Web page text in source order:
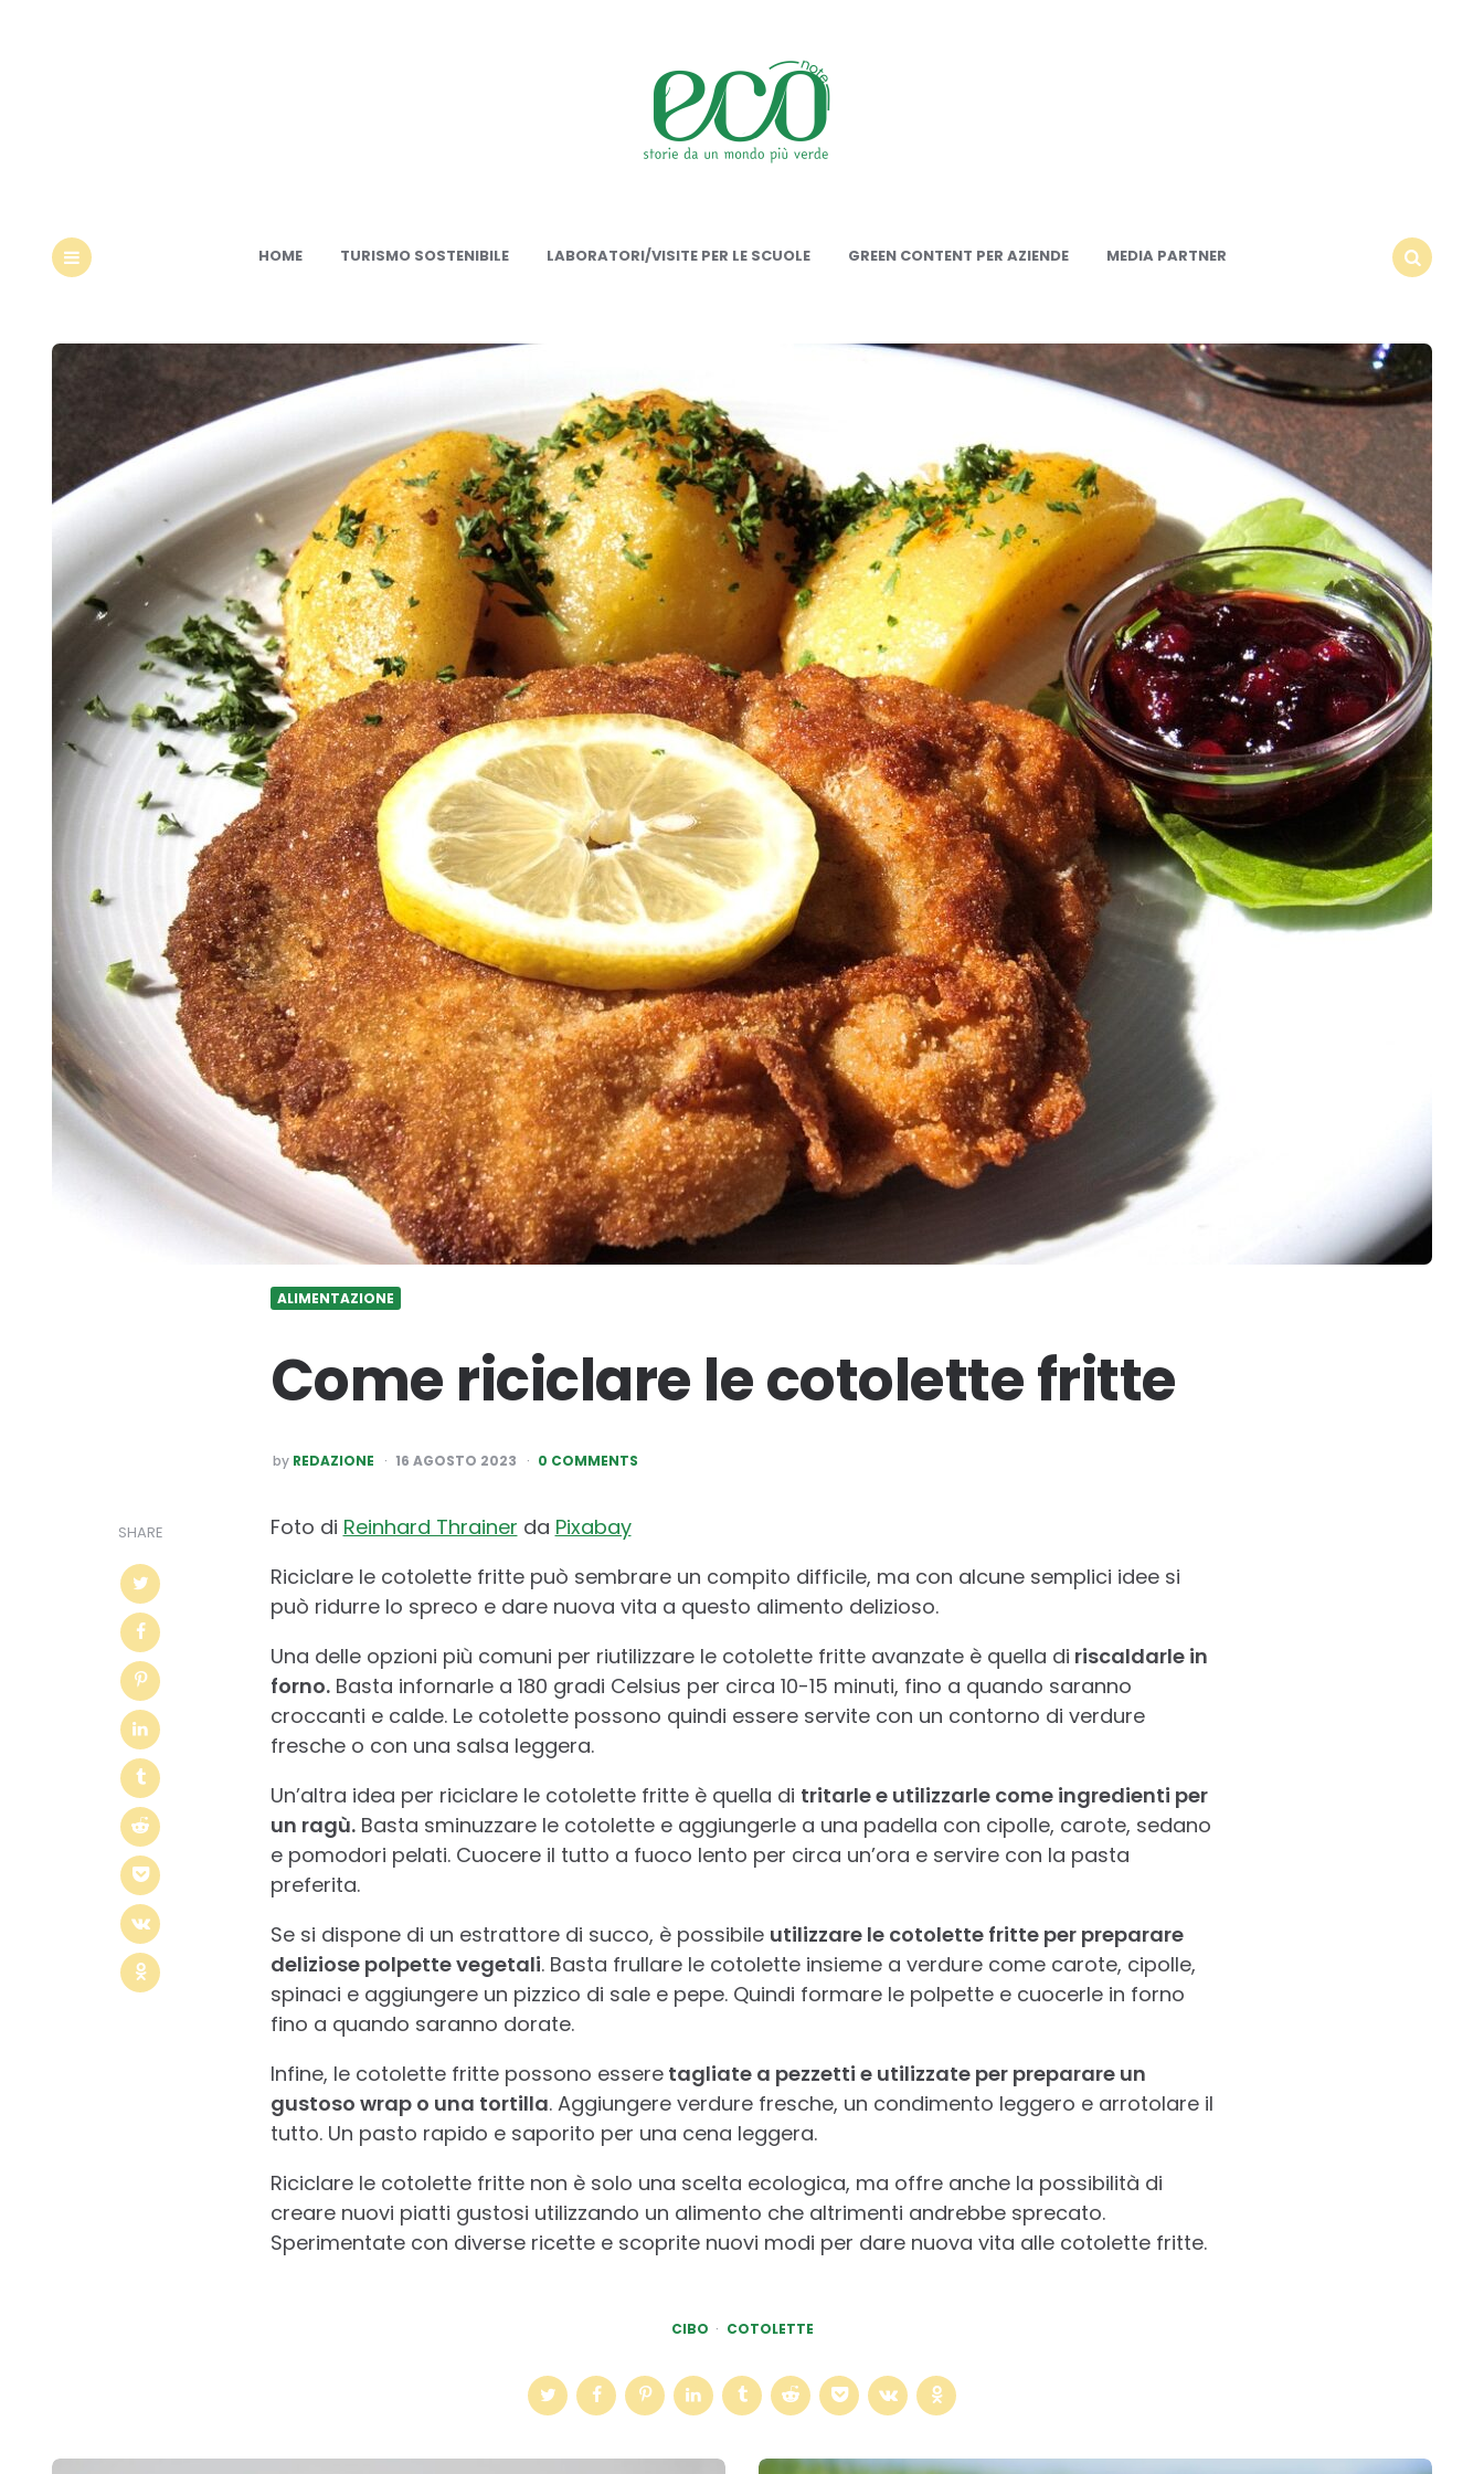
HOME TURISMO SOSTENIBILE LABORATORI/VISITE PER LE SCUOLE GREEN CONTENT PER AZIENDE
MEDIA PARTNER
ALIMENTAZIONE
Come riciclare le cotolette fritte
POSTED
BY
by REDAZIONE 16 AGOSTO 2023 0 COMMENTS
SHARE Foto di Reinhard Thrainer da Pixabay
Riciclare le cotolette fritte può sembrare un compito difficile, ma con alcune semplici idee si
può ridurre lo spreco e dare nuova vita a questo alimento delizioso.
Una delle opzioni più comuni per riutilizzare le cotolette fritte avanzate è quella di riscaldarle in
forno.Basta infornarle a 180 gradi Celsius per circa 10-15 minuti, fino a quando saranno
croccanti e calde. Le cotolette possono quindi essere servite con un contorno di verdure
fresche o con una salsa leggera.
Un’altra idea per riciclare le cotolette fritte è quella di tritarle e utilizzarle come ingredienti per
un ragù.Basta sminuzzare le cotolette e aggiungerle a una padella con cipolle, carote, sedano
e pomodori pelati. Cuocere il tutto a fuoco lento per circa un’ora e servire con la pasta
preferita.
Se si dispone di un estrattore di succo, è possibile utilizzare le cotolette fritte per preparare
deliziose polpette vegetali. Basta frullare le cotolette insieme a verdure come carote, cipolle,
spinaci e aggiungere un pizzico di sale e pepe. Quindi formare le polpette e cuocerle in forno
fino a quando saranno dorate.
Infine, le cotolette fritte possono esseretagliate a pezzetti e utilizzate per preparare un
gustoso wrap o una tortilla. Aggiungere verdure fresche, un condimento leggero e arrotolare il
tutto. Un pasto rapido e saporito per una cena leggera.
Riciclare le cotolette fritte non è solo una scelta ecologica, ma offre anche la possibilità di
creare nuovi piatti gustosi utilizzando un alimento che altrimenti andrebbe sprecato.
Sperimentate con diverse ricette e scoprite nuovi modi per dare nuova vita alle cotolette fritte.
CIBO COTOLETTE
Post